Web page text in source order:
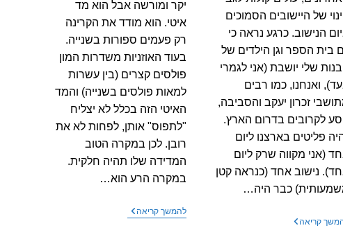
יקר ומורשה אבל הוא מד
איטי. הוא מודד את הקרינה
רק פעמים ספורות בשנייה.
בעוד האוזניות משדרות המון
פולסים קצרים (בין עשרות
למאות פולסים בשנייה) והמד
האיטי הזה בכלל לא יצליח
"לתפוס" אותן, לפחות לא את
רובן. לכן במקרה הטוב
המדידה שלו תהיה חלקית.
במקרה הרע הוא…
להמשך קריאהכתבה
של היישובים הסמוכים
הנישוב. כרגע נראה כי
בית הספר וגן הילדים של
שלי יושבת (אני לגמרי
ואנחנו, כמו רבים
זכרון יעקב והסביבה,
לקרובים בדרום הארץ.
פליטים בארצנו ליום
(אני מקווה שרק ליום
נישוב אחד (כנראה קטן
כבר היה…
קריאהשומרים